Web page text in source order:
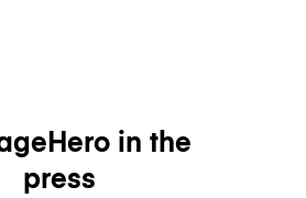
in the
press